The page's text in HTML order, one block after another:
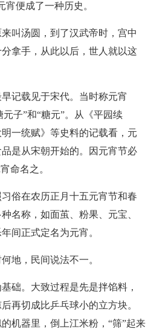
宵便成了一种历史。
叫汤圆，到了汉武帝时，宫中
拿手，从此以后，世人就以这
记载见于宋代。当时称元宵
元子”和“糖元”。从《平园续
一统赋》等史料的记载看，元
是从宋朝开始的。因元宵节必
命名之。
俗在农历正月十五元宵节和春
名称，如面茧、粉果、元宝、
间正式定名为元宵。
地，民间说法不一。
础。大致过程是先是拌馅料，
再切成比乒乓球小的立方块。
机器里，倒上江米粉，“筛”起来